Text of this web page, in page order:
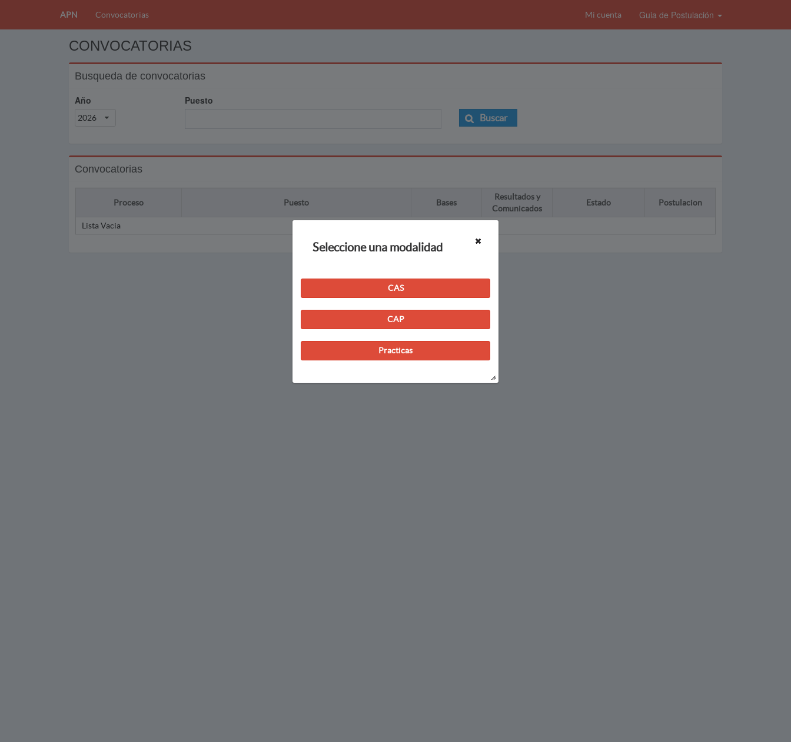
APN Convocatorias Mi cuenta Guia de Postulación
CONVOCATORIAS
Busqueda de convocatorias
Año
2026
Puesto
Buscar
Convocatorias
Proceso Puesto Bases
Resultados y
Comunicados
Estado Postulacion
Lista Vacia
Seleccione una modalidad
CAS
CAP
Practicas